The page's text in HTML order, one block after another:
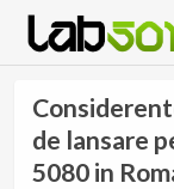
de lansare
5080 in